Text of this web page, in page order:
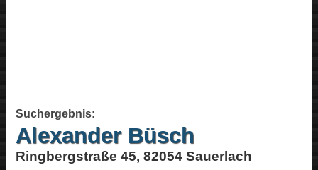
Suchergebnis:
Alexander Büsch
Ringbergstraße 45, 82054 Sauerlach